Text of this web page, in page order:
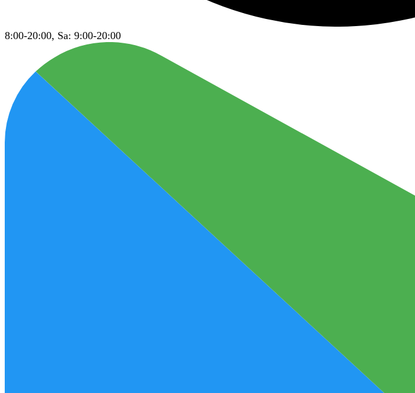
8:00-20:00, Sa: 9:00-20:00